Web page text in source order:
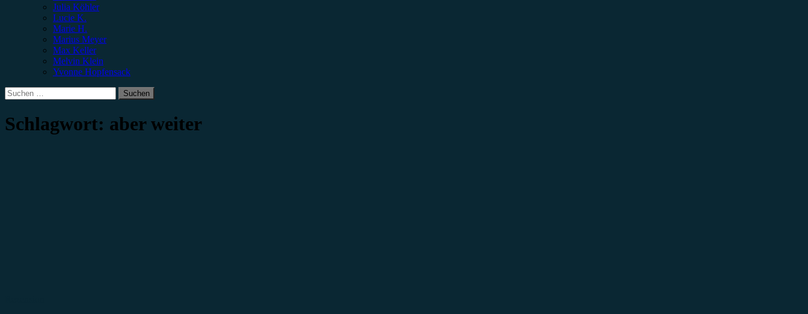
Julia Köhler
Lucie K.
Marie H.
Marius Meyer
Max Keller
Melvin Klein
Yvonne Hopfensack
Suchen
nach:
Schlagwort: aber weiter